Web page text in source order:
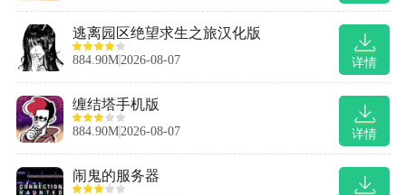
详情
逃离园区绝望求生之旅汉化版
884.90M2026-08-07
详情
缠结塔手机版
884.90M2026-08-07
闹鬼的服务器